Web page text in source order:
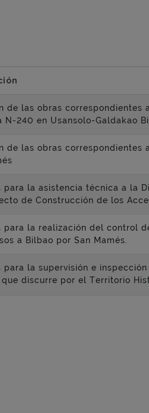
de las obras
N-240 en Usansolo-Galdakao
de las obras
para la asistencia técnica a la
de Construcción de los
para la realización del control
a Bilbao por San Mamés.
para la supervisión e
discurre por el Territorio